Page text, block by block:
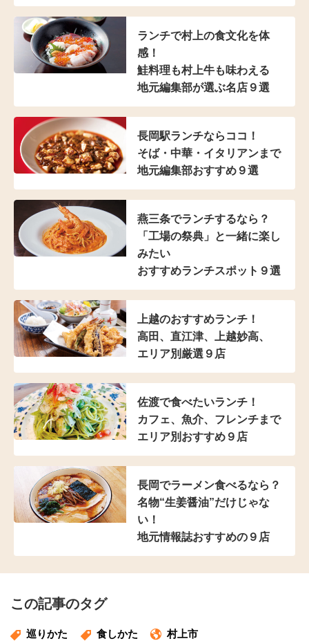
ランチで村上の食文化を体
感！
鮭料理も村上牛も味わえる
地元編集部が選ぶ名店９選
長岡駅ランチならココ！
そば・中華・イタリアンまで
地元編集部おすすめ９選
燕三条でランチするなら？
「工場の祭典」と一緒に楽し
みたい
おすすめランチスポット９選
上越のおすすめランチ！
高田、直江津、上越妙高、
エリア別厳選９店
佐渡で食べたいランチ！
カフェ、魚介、フレンチまで
エリア別おすすめ９店
長岡でラーメン食べるなら？
名物“生姜醤油”だけじゃな
い！
地元情報誌おすすめの９店
この記事のタグ
巡りかた 食しかた
村上市